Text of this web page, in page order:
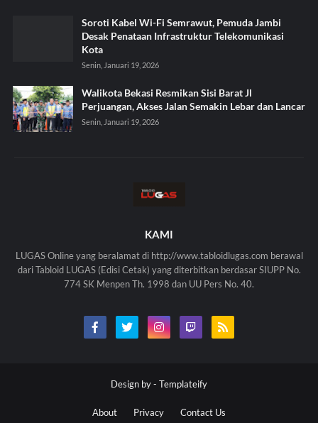
Soroti Kabel Wi-Fi Semrawut, Pemuda Jambi
Desak Penataan Infrastruktur Telekomunikasi
Kota
Senin, Januari 19, 2026
Walikota Bekasi Resmikan Sisi Barat Jl
Perjuangan, Akses Jalan Semakin Lebar dan Lancar
Senin, Januari 19, 2026
KAMI
LUGAS Online yang beralamat di http://www.tabloidlugas.com berawal
dari Tabloid LUGAS (Edisi Cetak) yang diterbitkan berdasar SIUPP No.
774 SK Menpen Th. 1998 dan UU Pers No. 40.
Design by - Templateify
About Privacy Contact Us